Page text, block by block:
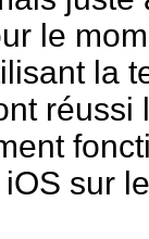
le
la
réussi
sur